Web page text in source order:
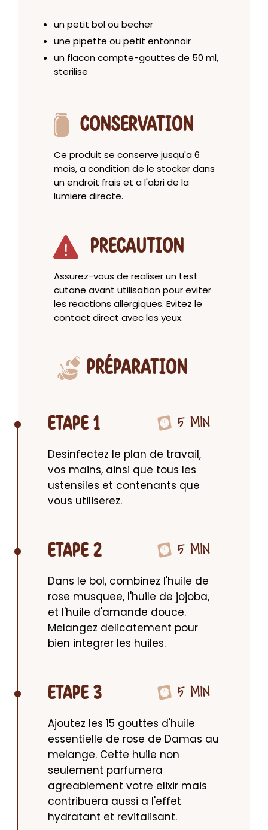
un petit bol ou becher
une pipette ou petit entonnoir
un flacon compte-gouttes de 50 ml,
sterilise
CONSERVATION
Ce produit se conserve jusqu'a 6
mois, a condition de le stocker dans
un endroit frais et a l'abri de la
lumiere directe.
PRECAUTION
Assurez-vous de realiser un test
cutane avant utilisation pour eviter
les reactions allergiques. Evitez le
contact direct avec les yeux.
PRÉPARATION
ETAPE 1 5 MIN
Desinfectez le plan de travail,
vos mains, ainsi que tous les
ustensiles et contenants que
vous utiliserez.
ETAPE 2 5 MIN
Dans le bol, combinez l'huile de
rose musquee, l'huile de jojoba,
et l'huile d'amande douce.
Melangez delicatement pour
bien integrer les huiles.
ETAPE 3 5 MIN
Ajoutez les 15 gouttes d'huile
essentielle de rose de Damas au
melange. Cette huile non
seulement parfumera
agreablement votre elixir mais
contribuera aussi a l'effet
hydratant et revitalisant.